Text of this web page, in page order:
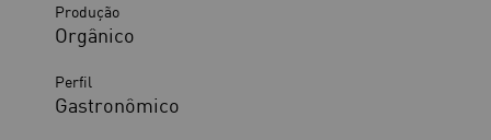
Produção
Orgânico
Perfil
Gastronômico